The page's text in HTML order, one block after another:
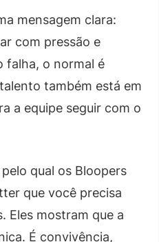
mensagem clara:
com pressão e
falha, o normal é
também está em
a equipe seguir com o
qual os Bloopers
que você precisa
Eles mostram que a
É convivência,